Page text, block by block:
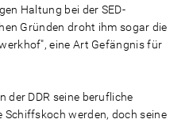
Haltung bei der SED-
Gründen droht ihm sogar die
eine Art Gefängnis für
der DDR seine berufliche
werden, doch seine